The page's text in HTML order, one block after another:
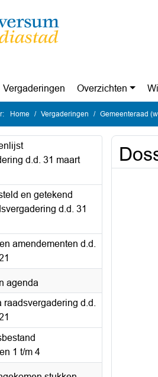
Vergaderingen Overzichten
Home Vergaderingen Gemeenteraad
d.d. 31 maart
en getekend
d.d. 31
amendementen d.d.
agenda
raadsvergadering d.d.
1 t/m 4